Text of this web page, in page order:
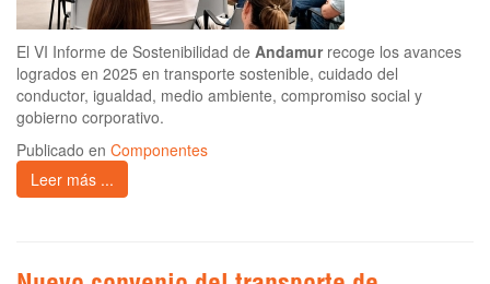
El VI Informe de Sostenibilidad de Andamurrecoge los avances
logrados en 2025 en transporte sostenible, cuidado del
conductor, igualdad, medio ambiente, compromiso social y
gobierno corporativo.
Publicado en Componentes
Leer más ...